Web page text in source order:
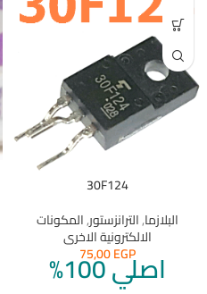
30F124
البلازما,الترانزستور,المكونات
الالكترونية الاخرى
75,00EGP
اصلي 100%